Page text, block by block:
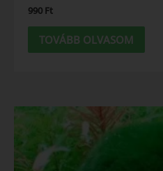
990 Ft
TOVÁBB OLVASOM